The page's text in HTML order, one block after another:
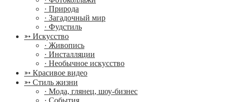
· Природа
· Загадочный мир
· Фудстиль
➳ Искусство
· Живопись
· Инсталляции
· Необычное искусство
➳ Красивое видео
➳ Стиль жизни
· Мода, глянец, шоу-бизнес
· События